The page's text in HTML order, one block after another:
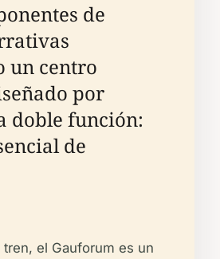
de
un centro
por
doble función:
de
el Gauforum es un